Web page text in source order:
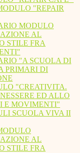
"REPAIR
MODULO
AL
STILE FRA
"A SCUOLA DI
PRIMARI DI
"CREATIVITA.
ED ALLO
E MOVIMENTI"
SCUOLA VIVA II
AL
STILE FRA